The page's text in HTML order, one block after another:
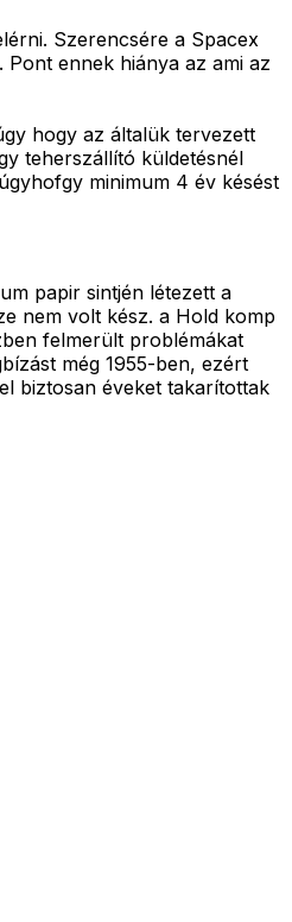
Szerencsére a Spacex
ennek hiánya az ami az
hogy az általük tervezett
teherszállító küldetésnél
minimum 4 év késést
papir sintjén létezett a
nem volt kész. a Hold komp
felmerült problémákat
még 1955-ben, ezért
biztosan éveket takarítottak